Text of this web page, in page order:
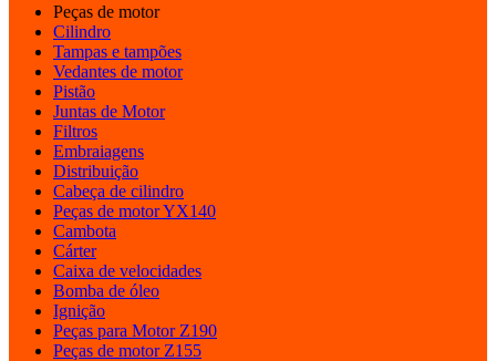
Peças de motor
Cilindro
Tampas e tampões
Vedantes de motor
Pistão
Juntas de Motor
Filtros
Embraiagens
Distribuição
Cabeça de cilindro
Peças de motor YX140
Cambota
Cárter
Caixa de velocidades
Bomba de óleo
Ignição
Peças para Motor Z190
Peças de motor Z155